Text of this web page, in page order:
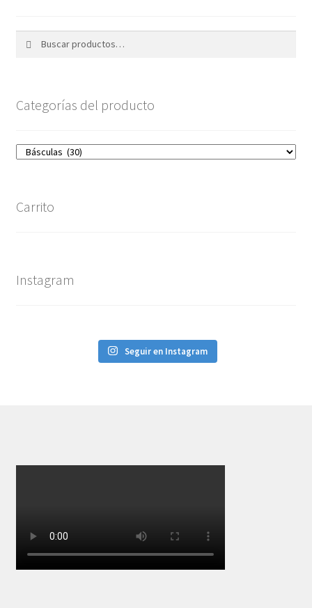
Categorías del producto
Carrito
Instagram
Seguir en Instagram